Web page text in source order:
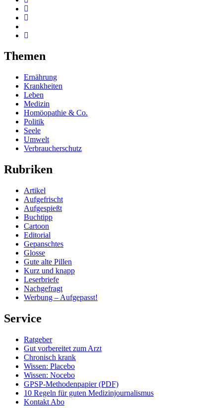
Themen
Ernährung
Krankheiten
Leben
Medizin
Homöopathie & Co.
Politik
Seele
Umwelt
Verbraucherschutz
Rubriken
Artikel
Aufgefrischt
Aufgespießt
Buchtipp
Cartoon
Editorial
Gepanschtes
Glosse
Gute alte Pillen
Kurz und knapp
Leserbriefe
Nachgefragt
Werbung – Aufgepasst!
Service
Ratgeber
Gut vorbereitet zum Arzt
Chronisch krank
Wissen: Placebo
Wissen: Nocebo
GPSP-Methodenpapier (PDF)
10 Regeln für guten Medizinjournalismus
Kontakt Abo